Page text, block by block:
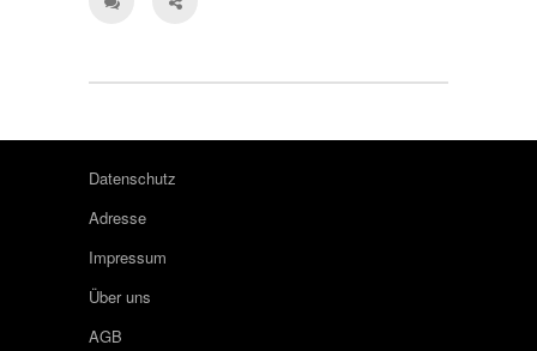
Datenschutz
Adresse
Impressum
Über uns
AGB